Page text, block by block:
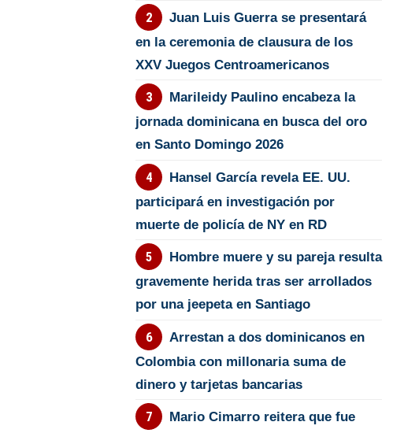
Juan Luis Guerra se presentará
en la ceremonia de clausura de los
XXV Juegos Centroamericanos
Marileidy Paulino encabeza la
jornada dominicana en busca del oro
en Santo Domingo 2026
Hansel García revela EE. UU.
participará en investigación por
muerte de policía de NY en RD
Hombre muere y su pareja resulta
gravemente herida tras ser arrollados
por una jeepeta en Santiago
Arrestan a dos dominicanos en
Colombia con millonaria suma de
dinero y tarjetas bancarias
Mario Cimarro reitera que fue